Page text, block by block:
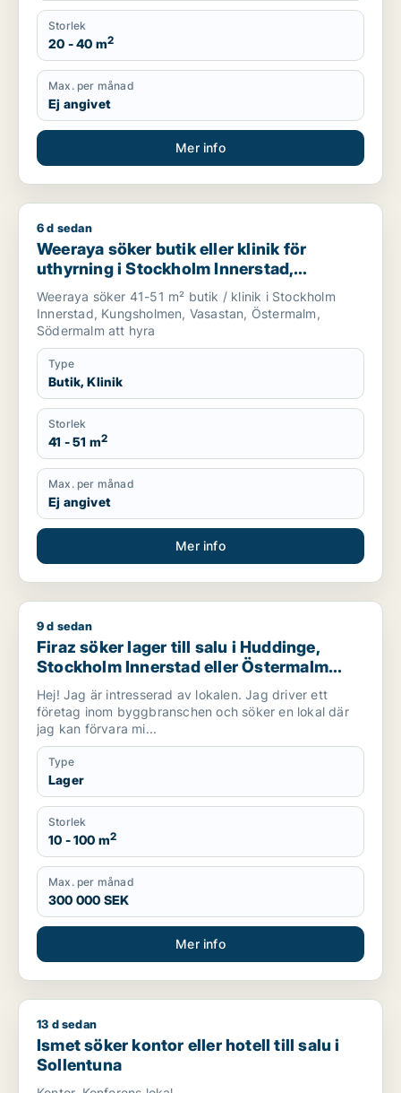
Storlek
20 - 40 m2
Max. per månad
Ej angivet
Mer info
Weeraya söker butik eller klinik för uthyrning i Stockholm
6 d sedan
Weeraya söker butik eller klinik för
uthyrning i Stockholm Innerstad,
Kungsholmen eller Vasastan m.fl.
Weeraya söker 41-51 m² butik / klinik i Stockholm
Innerstad, Kungsholmen, Vasastan, Östermalm,
Södermalm att hyra
Type
Butik, Klinik
Storlek
41 - 51 m2
Max. per månad
Ej angivet
Mer info
Firaz söker lager till salu i Huddinge, Stockholm Innerstad
9 d sedan
Firaz söker lager till salu i Huddinge,
Stockholm Innerstad eller Östermalm
m.fl.
Hej! Jag är intresserad av lokalen. Jag driver ett
företag inom byggbranschen och söker en lokal där
jag kan förvara mi...
Type
Lager
Storlek
10 - 100 m2
Max. per månad
300 000 SEK
Mer info
Ismet söker kontor eller hotell till salu i Sollentuna
13 d sedan
Ismet söker kontor eller hotell till salu i
Sollentuna